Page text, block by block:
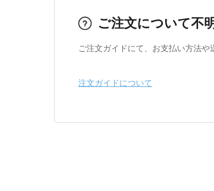
ご注文について不
ご注文ガイドにて、お支払い方法
注文ガイドについて